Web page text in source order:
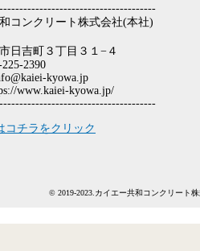
コンクリート株式会社(本社)
日吉町３丁目３１−４
2390
kyowa.jp
www.kaiei-kyowa.jp/
コチラをクリック
© 2019-2023.カイエー共和コンクリート株